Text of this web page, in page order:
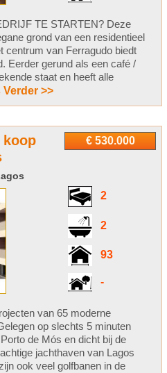
TE STARTEN? Deze
grond van een residentieel
centrum van Ferragudo biedt
Eerder gerund als een café /
staat en heeft alle
Verder >>
€ 530.000
koop
2
2
93
-
van 65 moderne
op slechts 5 minuten
de Mós en dicht bij de
jachthaven van Lagos
ook veel golfbanen in de